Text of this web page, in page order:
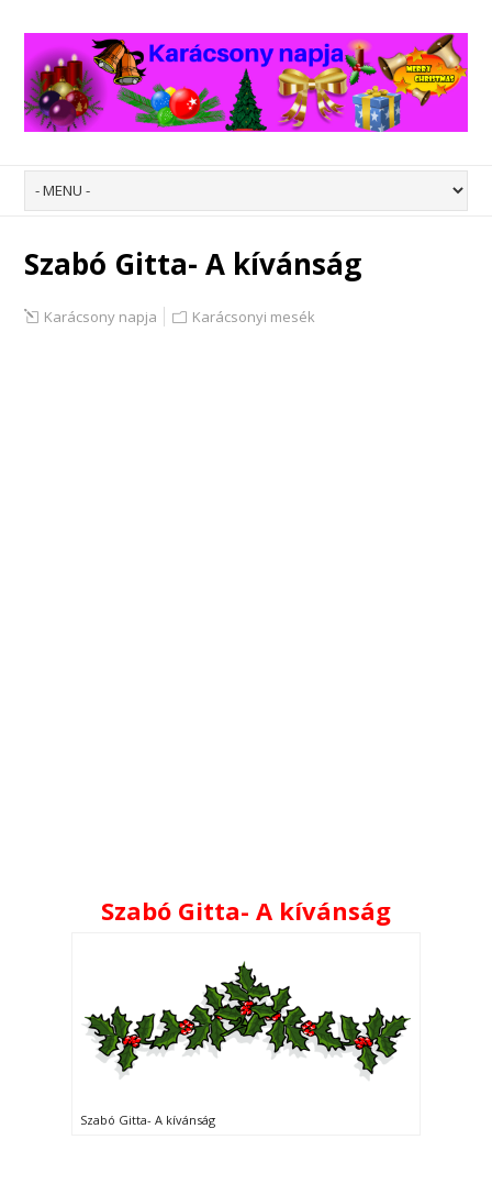
Szabó Gitta- A kívánság
Karácsony napja Karácsonyi mesék
Szabó Gitta- A kívánság
Szabó Gitta- A kívánság